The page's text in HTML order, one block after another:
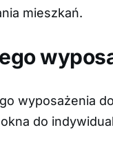
mieszkań.
wyposażenia
do